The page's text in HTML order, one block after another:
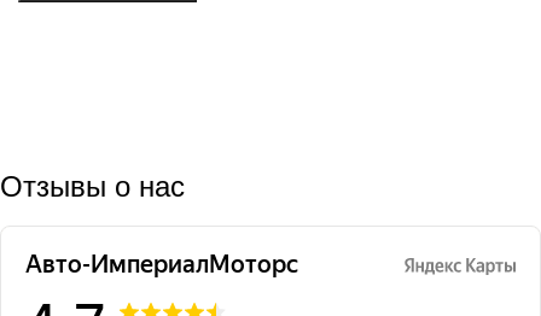
Отзывы о нас